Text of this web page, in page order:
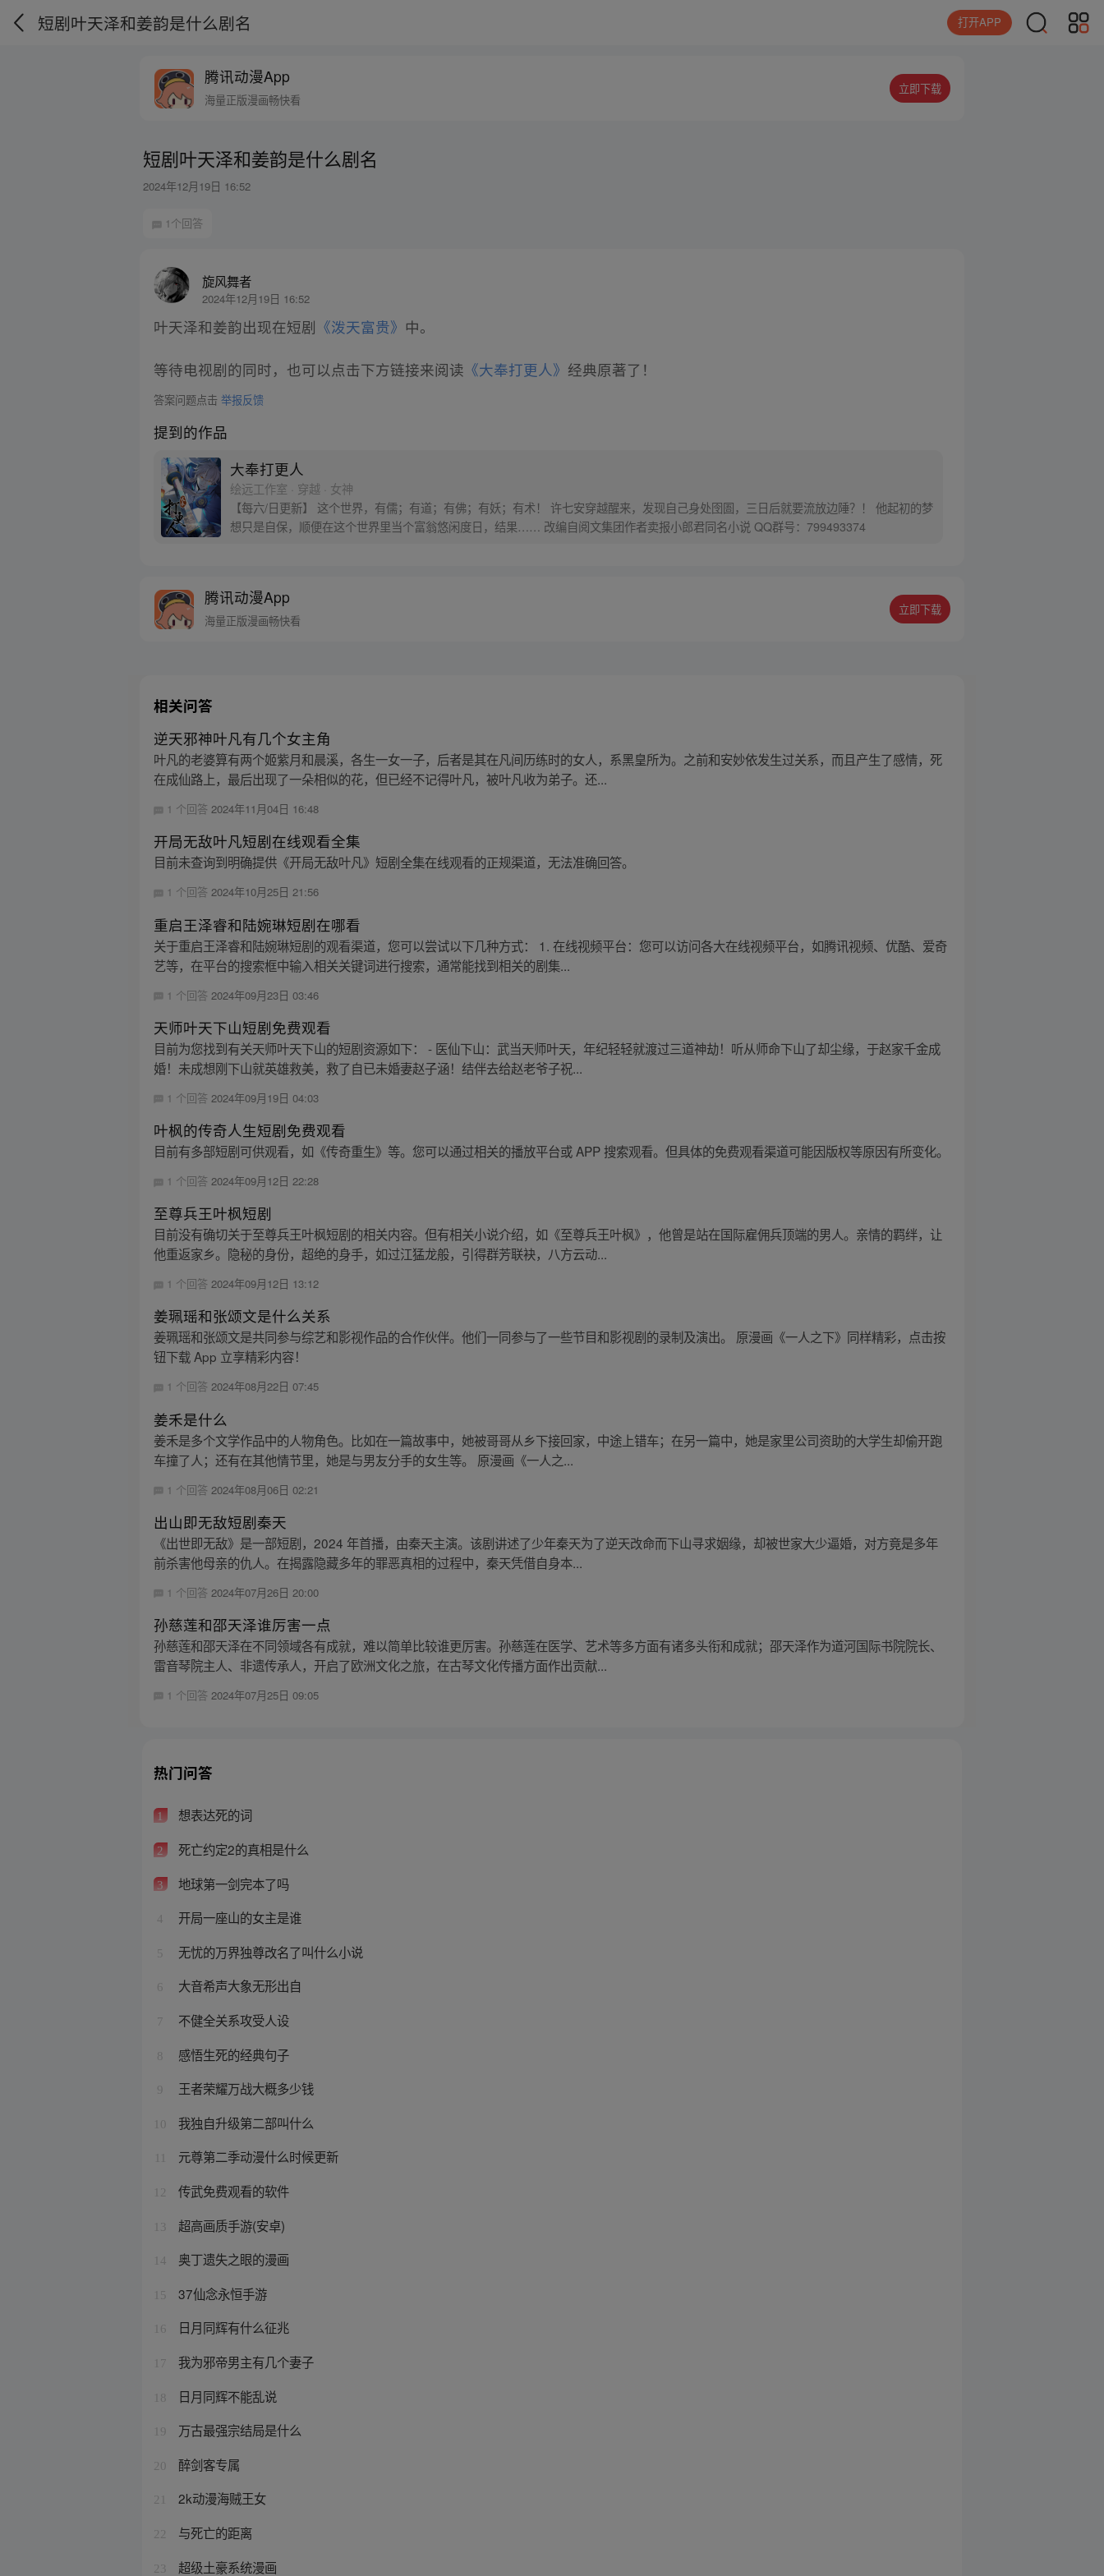
短剧叶天泽和姜韵是什么剧名 打开APP
腾讯动漫App
海量正版漫画畅快看
立即下载
短剧叶天泽和姜韵是什么剧名
2024年12月19日 16:52
1个回答
旋风舞者
2024年12月19日 16:52
叶天泽和姜韵出现在短剧 《泼天富贵》 中。
等待电视剧的同时，也可以点击下方链接来阅读 《大奉打更人》 经典原著了！
答案问题点击举报反馈
提到的作品
大奉打更人
绘远工作室 · 穿越 · 女神
【每六/日更新】 这个世界，有儒；有道；有佛；有妖；有术！ 许七安穿越醒来，发现自己身处囹圄，三日后就要流放边陲？！ 他起初的梦
想只是自保，顺便在这个世界里当个富翁悠闲度日，结果…… 改编自阅文集团作者卖报小郎君同名小说 QQ群号：799493374
腾讯动漫App
海量正版漫画畅快看
立即下载
相关问答
逆天邪神叶凡有几个女主角
叶凡的老婆算有两个姬紫月和晨溪，各生一女一子，后者是其在凡间历练时的女人，系黑皇所为。之前和安妙依发生过关系，而且产生了感情，死
在成仙路上，最后出现了一朵相似的花，但已经不记得叶凡，被叶凡收为弟子。还...
1 个回答2024年11月04日 16:48
开局无敌叶凡短剧在线观看全集
目前未查询到明确提供《开局无敌叶凡》短剧全集在线观看的正规渠道，无法准确回答。
1 个回答2024年10月25日 21:56
重启王泽睿和陆婉琳短剧在哪看
关于重启王泽睿和陆婉琳短剧的观看渠道，您可以尝试以下几种方式： 1. 在线视频平台：您可以访问各大在线视频平台，如腾讯视频、优酷、爱奇
艺等，在平台的搜索框中输入相关关键词进行搜索，通常能找到相关的剧集...
1 个回答 2024年09月23日 03:46
天师叶天下山短剧免费观看
目前为您找到有关天师叶天下山的短剧资源如下： - 医仙下山：武当天师叶天，年纪轻轻就渡过三道神劫！听从师命下山了却尘缘，于赵家千金成
婚！未成想刚下山就英雄救美，救了自已未婚妻赵子涵！结伴去给赵老爷子祝...
1 个回答 2024年09月19日 04:03
叶枫的传奇人生短剧免费观看
目前有多部短剧可供观看，如《传奇重生》等。您可以通过相关的播放平台或 APP 搜索观看。但具体的免费观看渠道可能因版权等原因有所变化。
1 个回答2024年09月12日 22:28
至尊兵王叶枫短剧
目前没有确切关于至尊兵王叶枫短剧的相关内容。但有相关小说介绍，如《至尊兵王叶枫》，他曾是站在国际雇佣兵顶端的男人。亲情的羁绊，让
他重返家乡。隐秘的身份，超绝的身手，如过江猛龙般，引得群芳联袂，八方云动...
1 个回答2024年09月12日 13:12
姜珮瑶和张颂文是什么关系
姜珮瑶和张颂文是共同参与综艺和影视作品的合作伙伴。他们一同参与了一些节目和影视剧的录制及演出。 原漫画《一人之下》同样精彩，点击按
钮下载 App 立享精彩内容！
1 个回答2024年08月22日 07:45
姜禾是什么
姜禾是多个文学作品中的人物角色。比如在一篇故事中，她被哥哥从乡下接回家，中途上错车；在另一篇中，她是家里公司资助的大学生却偷开跑
车撞了人；还有在其他情节里，她是与男友分手的女生等。 原漫画《一人之...
1 个回答 2024年08月06日 02:21
出山即无敌短剧秦天
《出世即无敌》是一部短剧，2024 年首播，由秦天主演。该剧讲述了少年秦天为了逆天改命而下山寻求姻缘，却被世家大少逼婚，对方竟是多年
前杀害他母亲的仇人。在揭露隐藏多年的罪恶真相的过程中，秦天凭借自身本...
1 个回答 2024年07月26日 20:00
孙慈莲和邵天泽谁厉害一点
孙慈莲和邵天泽在不同领域各有成就，难以简单比较谁更厉害。孙慈莲在医学、艺术等多方面有诸多头衔和成就；邵天泽作为道河国际书院院长、
雷音琴院主人、非遗传承人，开启了欧洲文化之旅，在古琴文化传播方面作出贡献...
1 个回答2024年07月25日 09:05
热门问答
1 想表达死的词
2 死亡约定2的真相是什么
3 地球第一剑完本了吗
4 开局一座山的女主是谁
5 无忧的万界独尊改名了叫什么小说
6 大音希声大象无形出自
7 不健全关系攻受人设
8 感悟生死的经典句子
9 王者荣耀万战大概多少钱
10 我独自升级第二部叫什么
元尊第二季动漫什么时候更新
12 传武免费观看的软件
13 超高画质手游(安卓)
14 奥丁遗失之眼的漫画
15 37仙念永恒手游
16 日月同辉有什么征兆
17 我为邪帝男主有几个妻子
18 日月同辉不能乱说
19 万古最强宗结局是什么
20 醉剑客专属
21 2k动漫海贼王女
22 与死亡的距离
23 超级土豪系统漫画